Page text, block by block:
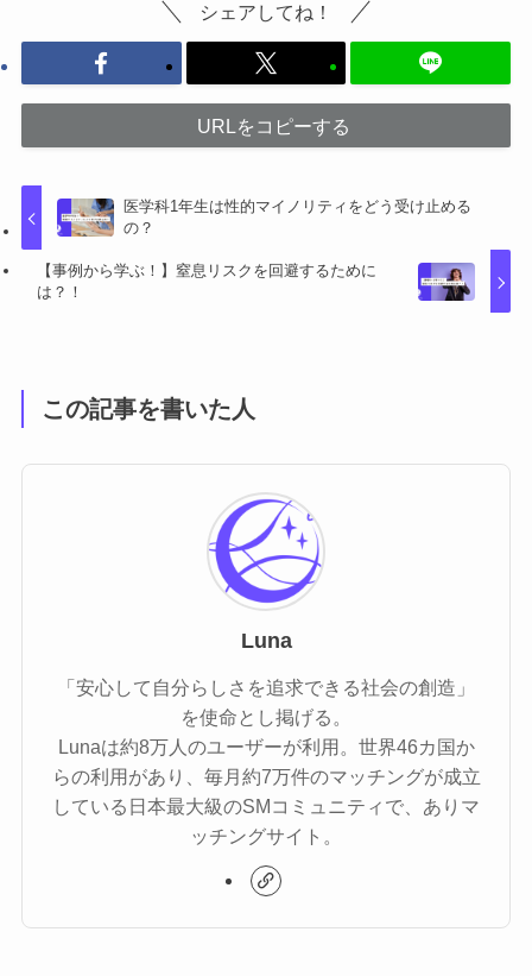
シェアしてね！
URLをコピーする
医学科1年生は性的マイノリティをどう受け止める
の？
【事例から学ぶ！】窒息リスクを回避するために
は？！
この記事を書いた人
Luna
「安心して自分らしさを追求できる社会の創造」
を使命とし掲げる。
Lunaは約8万人のユーザーが利用。世界46カ国か
らの利用があり、毎月約7万件のマッチングが成立
している​日本最大級のSMコミュニティで、ありマ
ッチングサイト。